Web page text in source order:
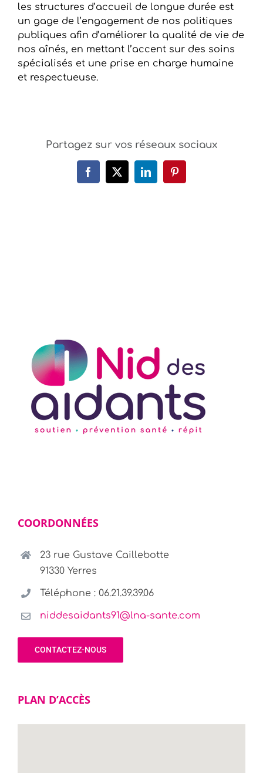
les structures d’accueil de longue durée est
un gage de l’engagement de nos politiques
publiques afin d’améliorer la qualité de vie de
nos aînés, en mettant l’accent sur des soins
spécialisés et une prise en charge humaine
et respectueuse.
Partagez sur vos réseaux sociaux
Facebook
X LinkedInPinterest
COORDONNÉES
23 rue Gustave Caillebotte
91330 Yerres
Téléphone : 06.21.39.39.06
niddesaidants91@lna-sante.com
CONTACTEZ-NOUS
PLAN D’ACCÈS